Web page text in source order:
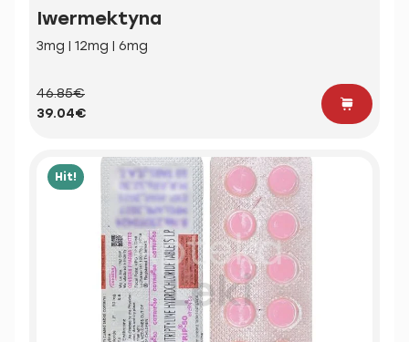
Iwermektyna
3mg | 12mg | 6mg
46.85€
39.04€
Hit!